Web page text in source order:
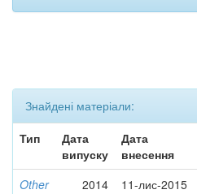
Знайдені матеріали:
Тип
Дата
випуску
Дата
внесення
Other 2014 11-лис-2015